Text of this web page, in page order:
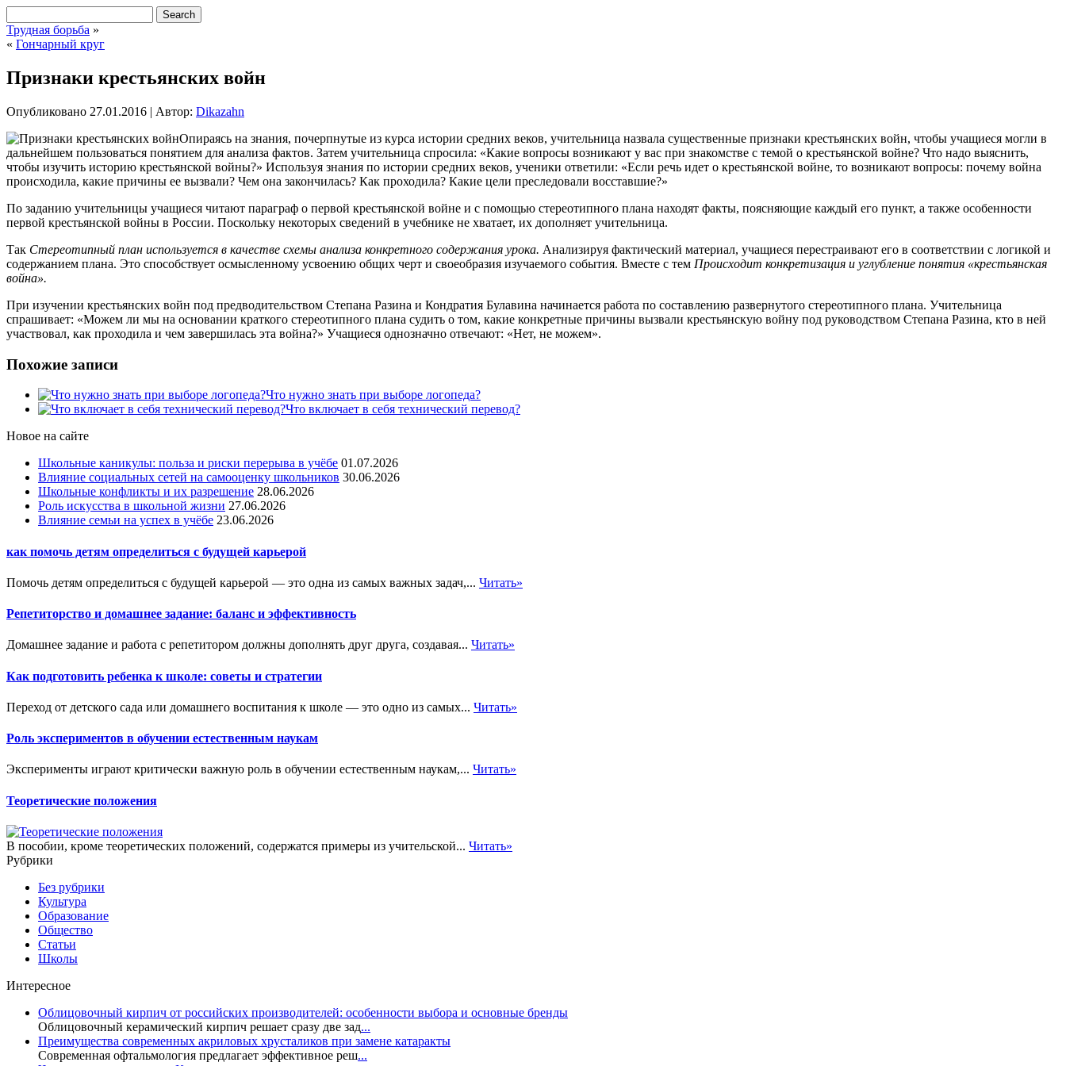
Трудная борьба »
« Гончарный круг
Признаки крестьянских войн
Опубликовано 27.01.2016 | Автор: Dikazahn
Опираясь на знания, почерпнутые из курса истории средних веков, учительница назвала существенные признаки крестьянских войн, чтобы учащиеся могли в
дальнейшем пользоваться понятием для анализа фактов. Затем учительница спросила: «Какие вопросы возникают у вас при знакомстве с темой о крестьянской войне? Что надо выяснить,
чтобы изучить историю крестьянской войны?» Используя знания по истории средних веков, ученики ответили: «Если речь идет о крестьянской войне, то возникают вопросы: почему война
происходила, какие причины ее вызвали? Чем она закончилась? Как проходила? Какие цели преследовали восставшие?»
По заданию учительницы учащиеся читают параграф о первой крестьянской войне и с помощью стереотипного плана находят факты, поясняющие каждый его пункт, а также особенности
первой крестьянской войны в России. Поскольку некоторых сведений в учебнике не хватает, их дополняет учительница.
Так Стереотипный план используется в качестве схемы анализа конкретного содержания урока. Анализируя фактический материал, учащиеся перестраивают его в соответствии с логикой и
содержанием плана. Это способствует осмысленному усвоению общих черт и своеобразия изучаемого события. Вместе с тем Происходит конкретизация и углубление понятия «крестьянская
война».
При изучении крестьянских войн под предводительством Степана Разина и Кондратия Булавина начинается работа по составлению развернутого стереотипного плана. Учительница
спрашивает: «Можем ли мы на основании краткого стереотипного плана судить о том, какие конкретные причины вызвали крестьянскую войну под руководством Степана Разина, кто в ней
участвовал, как проходила и чем завершилась эта война?» Учащиеся однозначно отвечают: «Нет, не можем».
Похожие записи
Что нужно знать при выборе логопеда?
Что включает в себя технический перевод?
Новое на сайте
Школьные каникулы: польза и риски перерыва в учёбе 01.07.2026
Влияние социальных сетей на самооценку школьников 30.06.2026
Школьные конфликты и их разрешение 28.06.2026
Роль искусства в школьной жизни 27.06.2026
Влияние семьи на успех в учёбе 23.06.2026
как помочь детям определиться с будущей карьерой
Помочь детям определиться с будущей карьерой — это одна из самых важных задач,... Читать»
Репетиторство и домашнее задание: баланс и эффективность
Домашнее задание и работа с репетитором должны дополнять друг друга, создавая... Читать»
Как подготовить ребенка к школе: советы и стратегии
Переход от детского сада или домашнего воспитания к школе — это одно из самых... Читать»
Роль экспериментов в обучении естественным наукам
Эксперименты играют критически важную роль в обучении естественным наукам,... Читать»
Теоретические положения
В пособии, кроме теоретических положений, содержатся примеры из учительской... Читать»
Рубрики
Без рубрики
Культура
Образование
Общество
Статьи
Школы
Интересное
Облицовочный кирпич от российских производителей: особенности выбора и основные бренды
Облицовочный керамический кирпич решает сразу две зад...
Преимущества современных акриловых хрусталиков при замене катаракты
Современная офтальмология предлагает эффективное реш...